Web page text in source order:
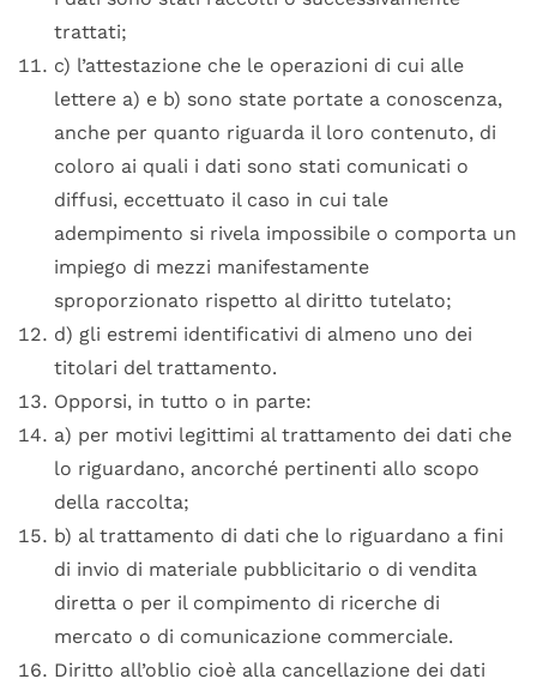
trattati;
c) l’attestazione che le operazioni di cui alle
lettere a) e b) sono state portate a conoscenza,
anche per quanto riguarda il loro contenuto, di
coloro ai quali i dati sono stati comunicati o
diffusi, eccettuato il caso in cui tale
adempimento si rivela impossibile o comporta un
impiego di mezzi manifestamente
sproporzionato rispetto al diritto tutelato;
d) gli estremi identificativi di almeno uno dei
titolari del trattamento.
Opporsi, in tutto o in parte:
a) per motivi legittimi al trattamento dei dati che
lo riguardano, ancorché pertinenti allo scopo
della raccolta;
b) al trattamento di dati che lo riguardano a fini
di invio di materiale pubblicitario o di vendita
diretta o per il compimento di ricerche di
mercato o di comunicazione commerciale.
Diritto all’oblio cioè alla cancellazione dei dati